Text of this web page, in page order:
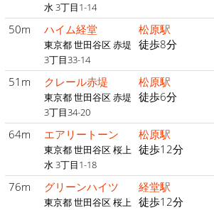
水 3丁目1-14
50m ハイム経堂
東京都 世田谷区 赤堤
3丁目33-14
松原駅
徒歩8分
51m クレール赤堤
東京都 世田谷区 赤堤
3丁目34-20
松原駅
徒歩6分
64m エアリートーン
東京都 世田谷区 桜上
水 3丁目1-18
松原駅
徒歩12分
76m グリーンハイツ
東京都 世田谷区 桜上
経堂駅
徒歩12分